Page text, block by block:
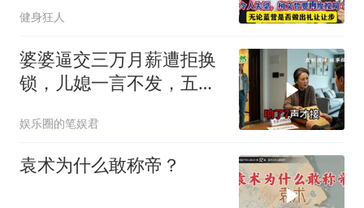
健身狂人
婆婆逼交三万月薪遭拒换
锁，儿媳一言不发，五天
娱乐圈的笔娱君
袁术为什么敢称帝？